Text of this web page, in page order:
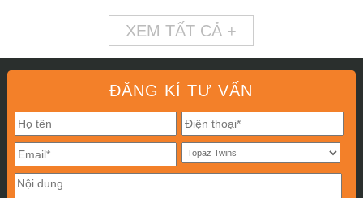
XEM TẤT CẢ +
ĐĂNG KÍ TƯ VẤN